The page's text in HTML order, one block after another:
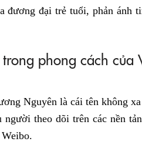
đương đại trẻ tuổi, phản ánh
phong cách
Nguyên là cái tên không
người theo dõi trên các nền